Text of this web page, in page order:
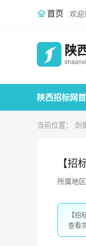
首页 欢迎
陕
陕西招标网
当前位置： 剑
【
所属地
【
查看